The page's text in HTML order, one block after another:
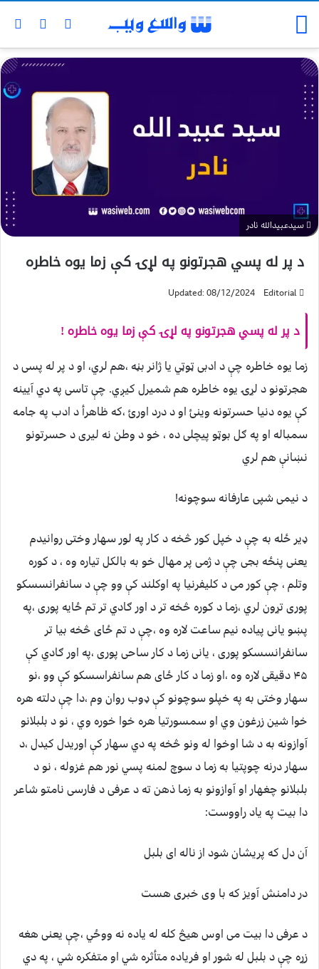
سیدعبیدالله نادر
د پر له پسي هجرتونو په لړۍ کې زما یوه خاطره
Editorial
Updated: 08/12/2024
د پر له پسي هجرتونو په لړۍ کې زما یوه خاطره !
زما یوه خاطره چې د ادبی ټوټي یا ژانر بڼه ،هم لري، او د پر له پسی د
هجرتونو د لړۍ یوه خاطره هم شمیرل کیږي. چې تاسی په دي آیینه
کې یوه دنیا حسرتونه وینئ او د درد اورئ ،که ظاهرأ د ادب په جامه
سمباله او په ګل بوټو پیچلی ده ، خو د وطن نه لیری د حسرتونو
نښانې هم لري
د نیمی شپی عارفانه سوچونه!
ډیر ځله به چې د خپل کور څخه د کار په لور سهار وختی روانیدم
یعنی پنځه بجی چې د ژمی پر مهال خو به بالکل تیاره وه ، د کوره
وتلم ، چې کور می د کلیفرنیا په اوکلند کې وو چې د سانفرانسسکو
پوری تړون لري ،زما د کوره څخه تر د اور ګادي تر تم ځایه پوری ،په
پښو یانی پیاده نیم ساعت لاره وه ،چې د تم ځای څخه بیا تر
سانفرانسسکو پوری ، یانی زما د کار ساحی پوری ،په اور ګادي کې
۴۵ دقیقی لاره وه ،او زما د کار ځای هم سانفراسسکو کې وو ،نو
سهار وختی به په خپلو سوچونو کې ډوب روان وم ،دا چې دلته هره
خوا شین زرغون وي او سمسورتیا هره خوا خوره وي ، نو د بلبلانو
آوازونه به د شا اوخوا له ونو څخه په دي سهار کې اوریدل کیدل ،د
سهار درنه چوپتیا به زما د سوچ لمنه پسي نور هم غزوله ، نو د
بلبلانو چغهار او آوازونو به زما ذهن ته د عرفی د فارسی نامتو شاعر
دا بیت په یاد راووست:
آن دل که پریشان شود از ناله ای بلبل
در دامنش آویز که با وی خبری هست
د عرفی دا بیت می اوس هیڅ کله له یاده نه ووځي ،چې یعنی هغه
زړه چې د بلبل له شور او فریاده متأثره شي او متفکره شي ، په دي